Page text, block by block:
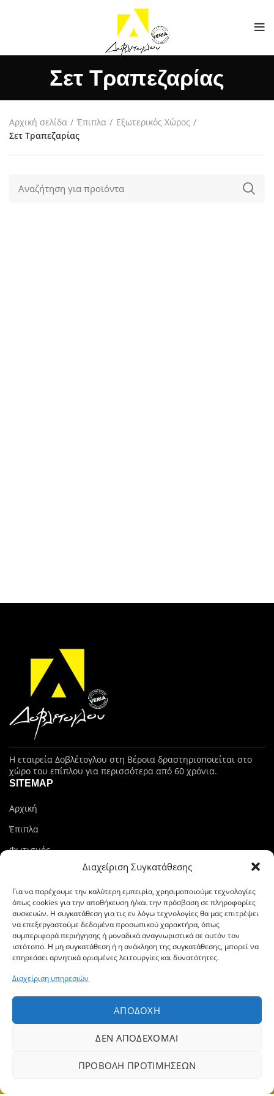
Διαχείριση Συγκατάθεσης
Για να παρέχουμε την καλύτερη εμπειρία, χρησιμοποιούμε τεχνολογίες
όπως cookies για την αποθήκευση ή/και την πρόσβαση σε πληροφορίες
συσκευών. Η συγκατάθεση για τις εν λόγω τεχνολογίες θα μας επιτρέψει
να επεξεργαστούμε δεδομένα προσωπικού χαρακτήρα, όπως
συμπεριφορά περιήγησης ή μοναδικά αναγνωριστικά σε αυτόν τον
ιστότοπο. Η μη συγκατάθεση ή η ανάκληση της συγκατάθεσης, μπορεί να
επηρεάσει αρνητικά ορισμένες λειτουργίες και δυνατότητες.
Διαχείριση υπηρεσιών
ΑΠΟΔΟΧΉ
ΔΕΝ ΑΠΟΔΈΧΟΜΑΙ
ΠΡΟΒΟΛΉ ΠΡΟΤΙΜΉΣΕΩΝ
Σετ Τραπεζαρίας
Αρχική σελίδα Έπιπλα
Εξωτερικός Χώρος
Σετ Τραπεζαρίας
Δεν βρέθηκε κανένα προϊόν που να ταιριάζει
Η εταιρεία Δοβλέτογλου στη Βέροια δραστηριοποιείται στο
χώρο του επίπλου για περισσότερα από 60 χρόνια.
SITEMAP
Αρχική
Έπιπλα
Φωτισμός
Special Offers
Υπηρεσία Εσωτερικής Διακόσμησης
Επικοινωνία
ΣΤΟΙΧΕΊΑ ΕΠΙΚΟΙΝΩΝΊΑΣ
Διεύθυνση: 7ο χλμ. Βέροιας – Νάουσας, 59132, Βέροια
Τηλ.:23310 93003
dovlet@otenet.gr